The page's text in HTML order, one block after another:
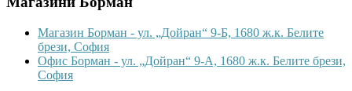
Магазин Борман - ул. „Дойран“ 9-Б, 1680 ж.к. Белите
брези, София
Офис Борман - ул. „Дойран“ 9-А, 1680 ж.к. Белите брези,
София